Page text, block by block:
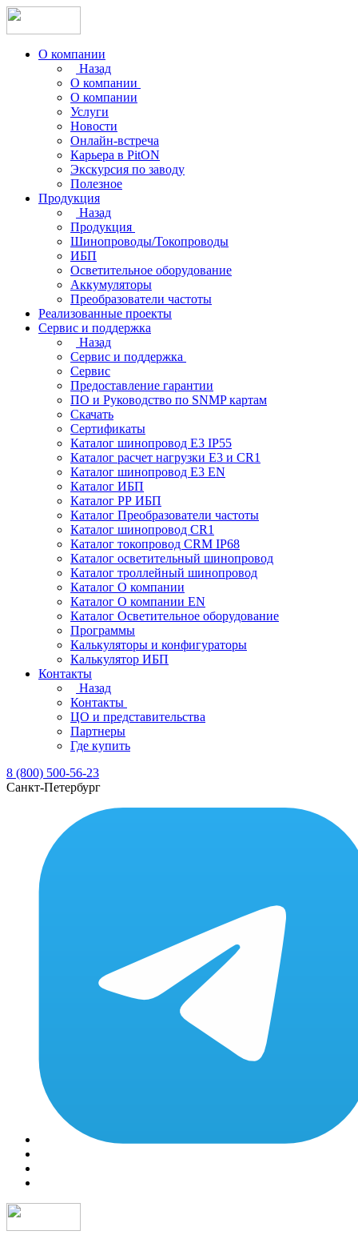
О компании
Назад
О компании
О компании
Услуги
Новости
Онлайн-встреча
Карьера в PitON
Экскурсия по заводу
Полезное
Продукция
Назад
Продукция
Шинопроводы/Токопроводы
ИБП
Осветительное оборудование
Аккумуляторы
Преобразователи частоты
Реализованные проекты
Сервис и поддержка
Назад
Сервис и поддержка
Сервис
Предоставление гарантии
ПО и Руководство по SNMP картам
Скачать
Сертификаты
Каталог шинопровод E3 IP55
Каталог расчет нагрузки Е3 и CR1
Каталог шинопровод E3 EN
Каталог ИБП
Каталог РР ИБП
Каталог Преобразователи частоты
Каталог шинопровод CR1
Каталог токопровод CRM IP68
Каталог осветительный шинопровод
Каталог троллейный шинопровод
Каталог О компании
Каталог О компании EN
Каталог Осветительное оборудование
Программы
Калькуляторы и конфигураторы
Калькулятор ИБП
Контакты
Назад
Контакты
ЦО и представительства
Партнеры
Где купить
8 (800) 500-56-23
Санкт-Петербург